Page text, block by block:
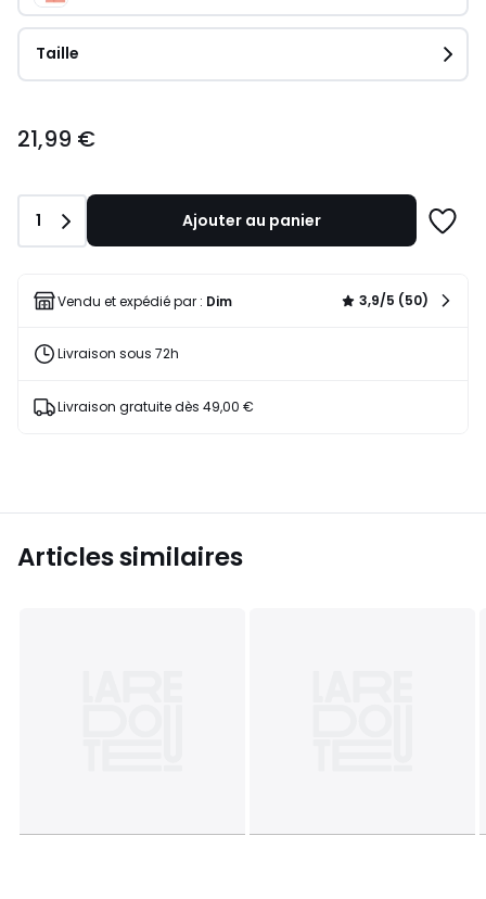
Taille
€.
21,99 €
Quantité
1 Ajouter au panier
liste
Vendu et expédié par : Dim 3,9/5 (50)
Livraison sous 72h
Livraison gratuite dès 49,00 €
Articles similaires